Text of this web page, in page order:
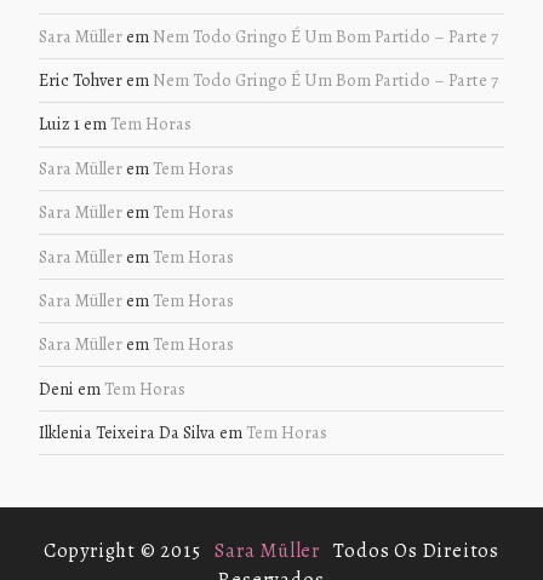
Sara Müllerem Nem Todo Gringo É Um Bom Partido – Parte 7
Eric Tohverem Nem Todo Gringo É Um Bom Partido – Parte 7
Luiz 1em Tem Horas
Sara Müllerem Tem Horas
Sara Müllerem Tem Horas
Sara Müllerem Tem Horas
Sara Müllerem Tem Horas
Sara Müllerem Tem Horas
Deni em Tem Horas
Ilklenia Teixeira Da Silvaem Tem Horas
Copyright © 2015 Sara Müller Todos Os Direitos